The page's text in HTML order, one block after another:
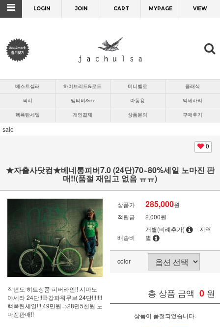
LOGIN JOIN CART MYPAGE VIEW
베스트셀러 하이브리드&로드 미니벨로 클래식
픽시 엠티비&etc 아동용 악세사리
핵폭탄세일 개인결제 상품문의 구매후기
sale
0
★자출사닷컴★베네통피버7.0 (24단)70~80%세일 노마진 판
매!!(품절 재입고 없음 ㅠㅠ)
작년도 히트상품 피버라인!! 시마노
아세라 24단!!극강파워무브 24단!!!!!!!
핵폭탄세일!!! 49만원→28만5천원 노
마진판매!!
상품가 285,000원
적립금
2,000원
배송비
개별(비례추가)
지역
별
color
총 상품 금액 0 원
상품이 품절되었습니다.